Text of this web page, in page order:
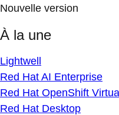
Nouvelle version
À la une
Lightwell
Red Hat AI Enterprise
Red Hat OpenShift
Red Hat Desktop